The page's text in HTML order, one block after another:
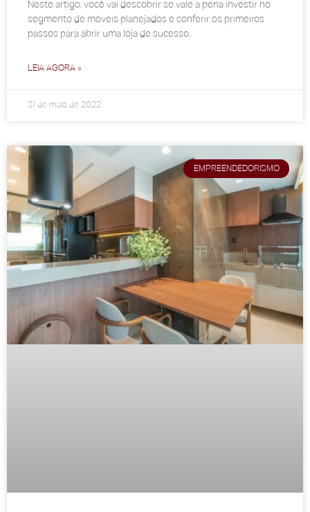
Neste artigo, você vai descobrir se vale a pena investir no
segmento de móveis planejados e conferir os primeiros
passos para abrir uma loja de sucesso.
LEIA AGORA »
31 de maio de 2022
EMPREENDEDORISMO